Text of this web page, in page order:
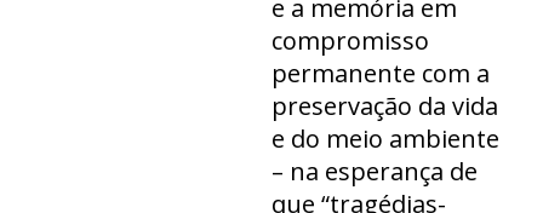
e a memória em
compromisso
permanente com a
preservação da vida
e do meio ambiente
– na esperança de
que “tragédias-